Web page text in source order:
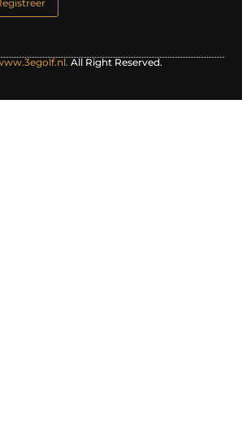
All Right Reserved.